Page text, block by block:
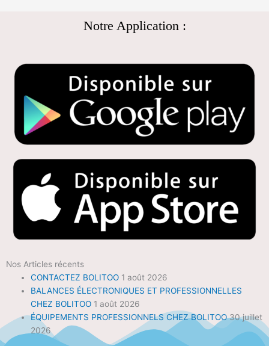
Notre Application :
Nos Articles récents
CONTACTEZ BOLITOO 1 août 2026
BALANCES ÉLECTRONIQUES ET PROFESSIONNELLES
CHEZ BOLITOO 1 août 2026
ÉQUIPEMENTS PROFESSIONNELS CHEZ BOLITOO 30 juillet
2026